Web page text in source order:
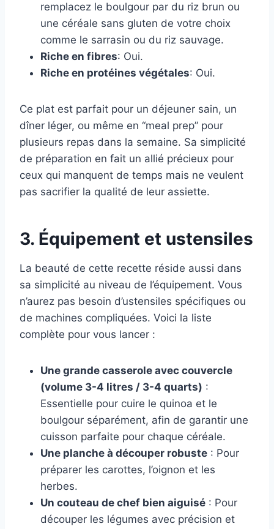
remplacez le boulgour par du riz brun ou
une céréale sans gluten de votre choix
comme le sarrasin ou du riz sauvage.
Riche en fibres: Oui.
Riche en protéines végétales: Oui.
Ce plat est parfait pour un déjeuner sain, un
dîner léger, ou même en “meal prep” pour
plusieurs repas dans la semaine. Sa simplicité
de préparation en fait un allié précieux pour
ceux qui manquent de temps mais ne veulent
pas sacrifier la qualité de leur assiette.
3. Équipement et ustensiles
La beauté de cette recette réside aussi dans
sa simplicité au niveau de l’équipement. Vous
n’aurez pas besoin d’ustensiles spécifiques ou
de machines compliquées. Voici la liste
complète pour vous lancer :
Une grande casserole avec couvercle
(volume 3-4 litres / 3-4 quarts) :
Essentielle pour cuire le quinoa et le
boulgour séparément, afin de garantir une
cuisson parfaite pour chaque céréale.
Une planche à découper robuste : Pour
préparer les carottes, l’oignon et les
herbes.
Un couteau de chef bien aiguisé : Pour
découper les légumes avec précision et